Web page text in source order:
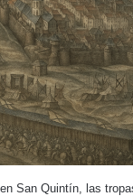
San Quintín, las